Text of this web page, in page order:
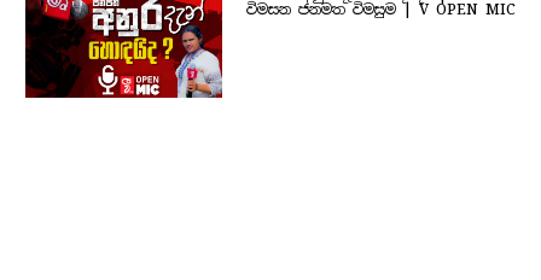
විමසන ජනමත විමසුම | V OPEN MIC